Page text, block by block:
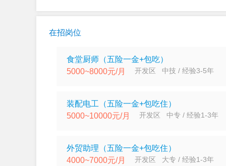
在招岗位
食堂厨师（五险一金+包吃）
5000~8000元/月 开发区 中技 / 经验3-5年
装配电工（五险一金+包吃住）
5000~10000元/月 开发区 中专 / 经验1-3年
外贸助理（五险一金+包吃住）
4000~7000元/月 开发区 大专 / 经验1-3年